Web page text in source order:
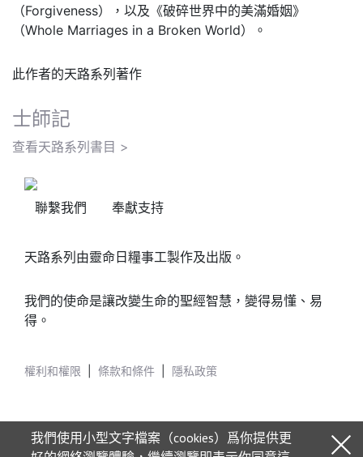
（Forgiveness），以及《破碎世界中的美滿婚姻》
（Whole Marriages in a Broken World）。
此作者的天路系列著作
士師記
查看天路系列書目 >
聯繫我們 奉獻支持
天路系列由靈命日糧事工製作及出版。
我們的使命是讓改變生命的聖經智慧，變得易懂、易
得。
權利和權限 條款和條件 隱私政策
我們使用小型文字檔案（cookies）爲你提供更